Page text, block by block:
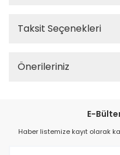
Taksit Seçenekleri
Önerileriniz
E-
Haber listemize kayıt olarak